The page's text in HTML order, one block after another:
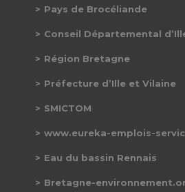
Pays de Brocéliande
Conseil Départemental
Région Bretagne
Préfecture d’Ille et Vilaine
SMICTOM
www.eureka-emplois-
Eau du bassin Rennais
Bretagne-